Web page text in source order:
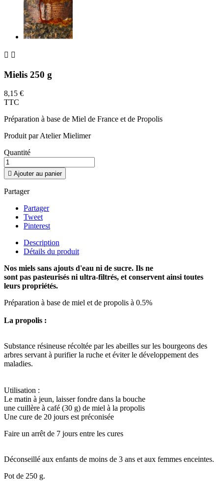
 
Mielis 250 g
8,15 €
TTC
Préparation à base de Miel de France et de Propolis
Produit par Atelier Mielimer
Quantité
 Ajouter au panier
Partager
Partager
Tweet
Pinterest
Description
Détails du produit
Nos miels sans ajouts d'eau ni de sucre. Ils ne
sont pas pasteurisés ni ultra-filtrés, et conservent ainsi toutes
leurs propriétés.
Préparation à base de miel et de propolis à 0.5%
La propolis :
Substance résineuse récoltée par les abeilles sur les bourgeons des
arbres servant à purifier la ruche et éviter le développement des
maladies.
Utilisation :
Le matin à jeun, laisser fondre dans la bouche
une cuillère à café (30 g) de miel à la propolis
Une cure de 20 jours est préconisée
Faire un arrêt de 7 jours entre les cures
Déconseillé aux enfants de moins de 3 ans et aux femmes enceintes.
Pot de 250 g.